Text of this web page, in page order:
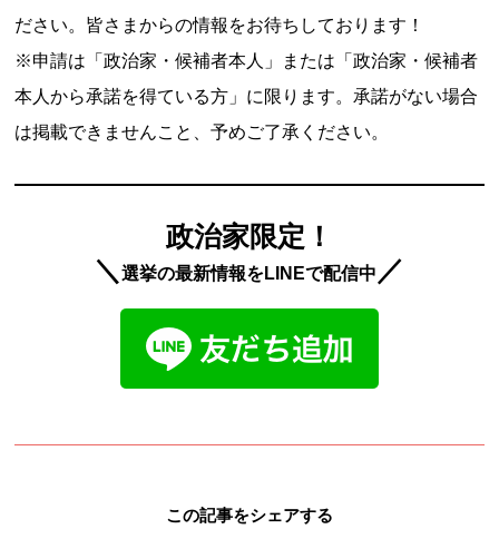
ださい。皆さまからの情報をお待ちしております！
※申請は「政治家・候補者本人」または「政治家・候補者
本人から承諾を得ている方」に限ります。承諾がない場合
は掲載できませんこと、予めご了承ください。
政治家限定！
＼選挙の最新情報をLINEで配信中 ／
この記事をシェアする